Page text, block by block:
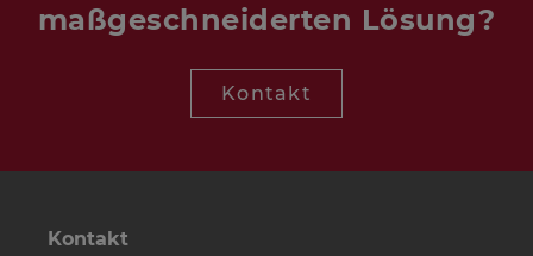
maßgeschneiderten Lösung?
Kontakt
Kontakt